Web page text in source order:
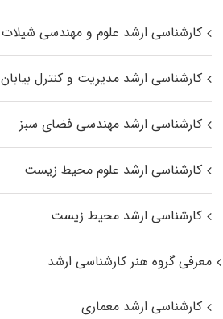
کارشناسی ارشد علوم و مهندسی شیلات
کارشناسی ارشد مدیریت و کنترل بیابان
کارشناسی ارشد مهندسی فضای سبز
کارشناسی ارشد علوم محیط‌ زیست
کارشناسی ارشد محیط زیست
معرفی گروه هنر کارشناسی ارشد
کارشناسی ارشد معماری